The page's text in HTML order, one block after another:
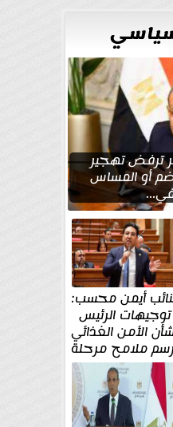
ترفض تهجير
أو المساس
أيمن محسب:
توجيهات الرئيس
الأمن الغذائي
ملامح مرحلة
جديدة